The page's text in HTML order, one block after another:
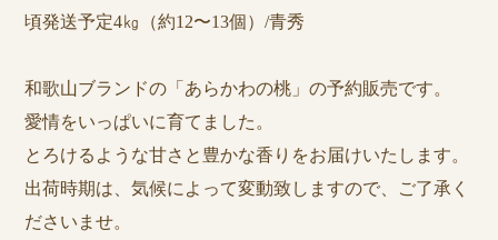
頃発送予定4㎏（約12〜13個）/青秀
和歌山ブランドの「あらかわの桃」の予約販売です。
愛情をいっぱいに育てました。
とろけるような甘さと豊かな香りをお届けいたします。
出荷時期は、気候によって変動致しますので、ご了承く
ださいませ。